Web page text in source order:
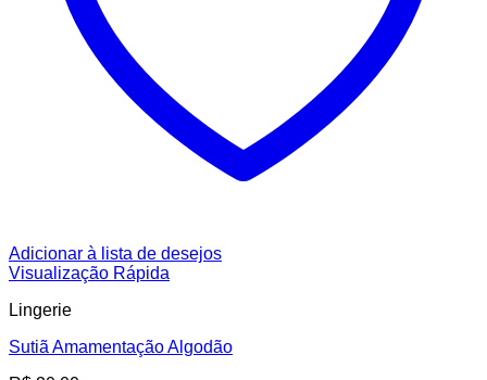
Adicionar à lista de desejos
Visualização Rápida
Lingerie
Sutiã Amamentação Algodão